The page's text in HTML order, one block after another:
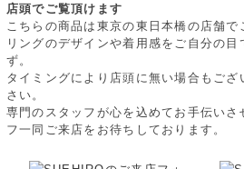
店頭でご覧頂けます
こちらの商品は東京の東日本橋の店舗で
リングのデザインや着用感をご自分の
ず。
タイミングにより店頭に無い場合もご
さい。
専門のスタッフが心を込めてお手伝いさ
フ一同ご来店をお待ちしております。